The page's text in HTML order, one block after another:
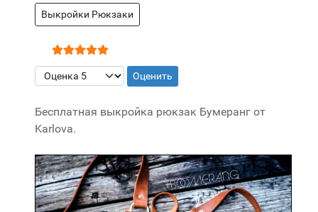
Выкройки Рюкзаки
Рейтинг:5/5
Пожалуйста, оцените
Бесплатная выкройка рюкзак Бумеранг от
Karlova.